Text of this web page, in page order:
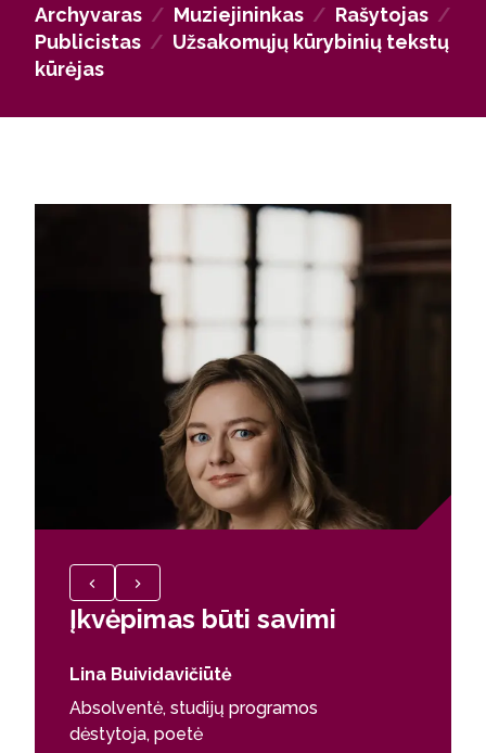
Archyvaras / Muziejininkas / Rašytojas /
Publicistas / Užsakomųjų kūrybinių tekstų
kūrėjas
Įkvėpimas būti savimi
Lina Buividavičiūtė
Absolventė, studijų programos
dėstytoja, poetė